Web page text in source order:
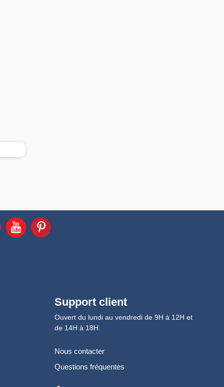
Support client
Ouvert du lundi au vendredi de 9H à 12H et
de 14H à 18H
Nous contacter
Questions fréquentes